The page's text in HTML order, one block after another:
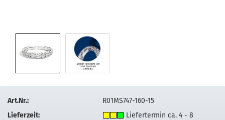
Art.Nr.:
R01MS747-160-15
Lieferzeit:
Liefertermin ca. 4 - 8